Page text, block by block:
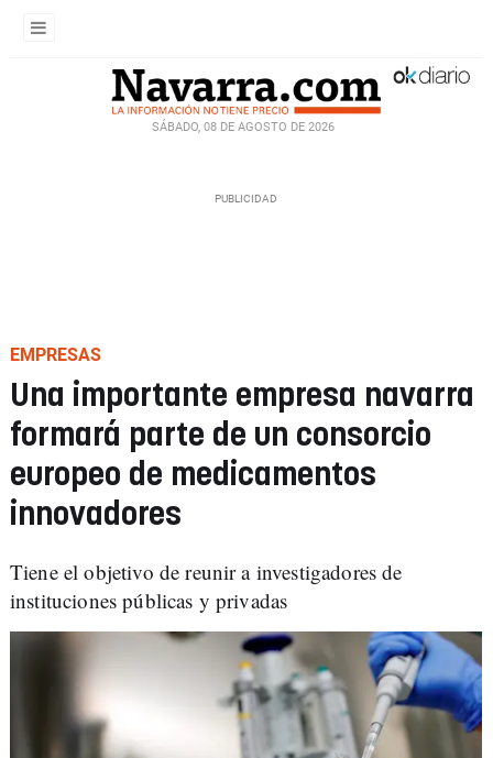
SÁBADO, 08 DE AGOSTO DE 2026
EMPRESAS
Una importante empresa navarra
formará parte de un consorcio
europeo de medicamentos
innovadores
Tiene el objetivo de reunir a investigadores de
instituciones públicas y privadas